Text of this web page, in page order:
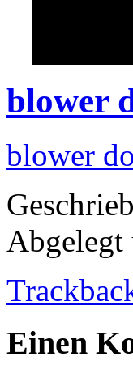
blower
blower
Abgelegt
Einen